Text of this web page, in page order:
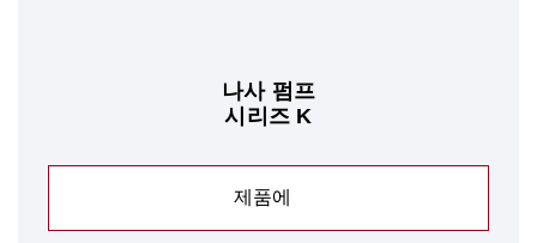
나사 펌프
시리즈 K
제품에